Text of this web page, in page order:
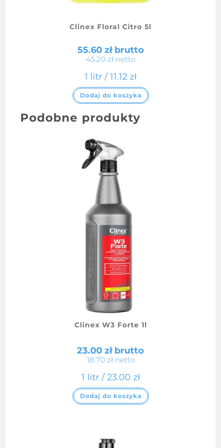
Clinex Floral Citro 5l
55.60 złbrutto
45.20 zł netto
1 litr / 11.12 zł
Dodaj do koszyka
Podobne produkty
Clinex W3 Forte 1l
23.00 złbrutto
18.70 złnetto
1 litr / 23.00 zł
Dodaj do koszyka